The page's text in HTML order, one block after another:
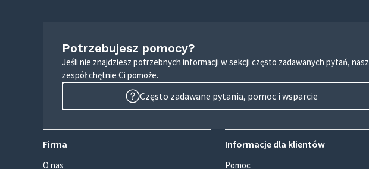
Potrzebujesz pomocy?
Jeśli nie znajdziesz potrzebnych informacji w sekcji często zadawanych pytań, nasz
zespół chętnie Ci pomoże.
Często zadawane pytania, pomoc i wsparcie
Firma
O nas
Informacje dla klientów
Pomoc